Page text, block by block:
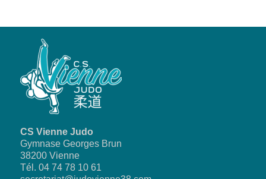
CS Vienne Judo
Gymnase Georges Brun
38200 Vienne
Tél. 04 74 78 10 61